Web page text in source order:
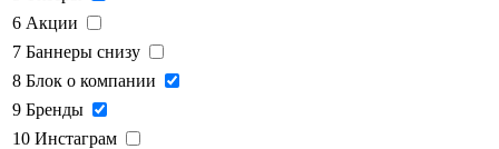
6 Акции
7 Баннеры снизу
8 Блок о компании
9 Бренды
10 Инстаграм